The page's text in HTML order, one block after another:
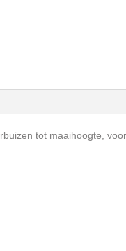
tot maaihoogte,